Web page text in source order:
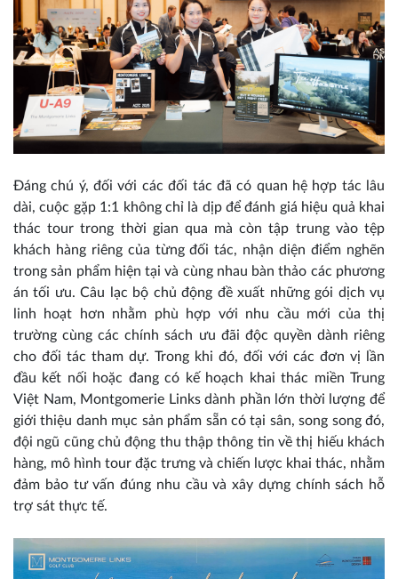
Đáng chú ý, đối với các đối tác đã có quan hệ hợp tác lâu
dài, cuộc gặp 1:1 không chỉ là dịp để đánh giá hiệu quả khai
thác tour trong thời gian qua mà còn tập trung vào tệp
khách hàng riêng của từng đối tác, nhận diện điểm nghẽn
trong sản phẩm hiện tại và cùng nhau bàn thảo các phương
án tối ưu. Câu lạc bộ chủ động đề xuất những gói dịch vụ
linh hoạt hơn nhằm phù hợp với nhu cầu mới của thị
trường cùng các chính sách ưu đãi độc quyền dành riêng
cho đối tác tham dự. Trong khi đó, đối với các đơn vị lần
đầu kết nối hoặc đang có kế hoạch khai thác miền Trung
Việt Nam, Montgomerie Links dành phần lớn thời lượng để
giới thiệu danh mục sản phẩm sẵn có tại sân, song song đó,
đội ngũ cũng chủ động thu thập thông tin về thị hiếu khách
hàng, mô hình tour đặc trưng và chiến lược khai thác, nhằm
đảm bảo tư vấn đúng nhu cầu và xây dựng chính sách hỗ
trợ sát thực tế.